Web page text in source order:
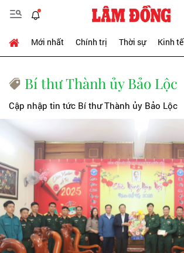
Mới nhất Chính trị Thời sự Kinh tế
Bí thư Thành ủy Bảo Lộc
Cập nhập tin tức Bí thư Thành ủy Bảo Lộc